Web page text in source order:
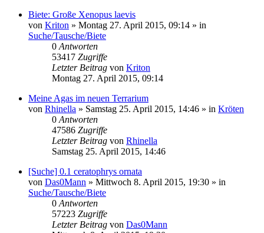
Biete: Große Xenopus laevis
von Kriton » Montag 27. April 2015, 09:14 » in
Suche/Tausche/Biete
0 Antworten
53417 Zugriffe
Letzter Beitrag von Kriton
Montag 27. April 2015, 09:14
Meine Agas im neuen Terrarium
von Rhinella » Samstag 25. April 2015, 14:46 » in Kröten
0 Antworten
47586 Zugriffe
Letzter Beitrag von Rhinella
Samstag 25. April 2015, 14:46
[Suche] 0.1 ceratophrys ornata
von Das0Mann » Mittwoch 8. April 2015, 19:30 » in
Suche/Tausche/Biete
0 Antworten
57223 Zugriffe
Letzter Beitrag von Das0Mann